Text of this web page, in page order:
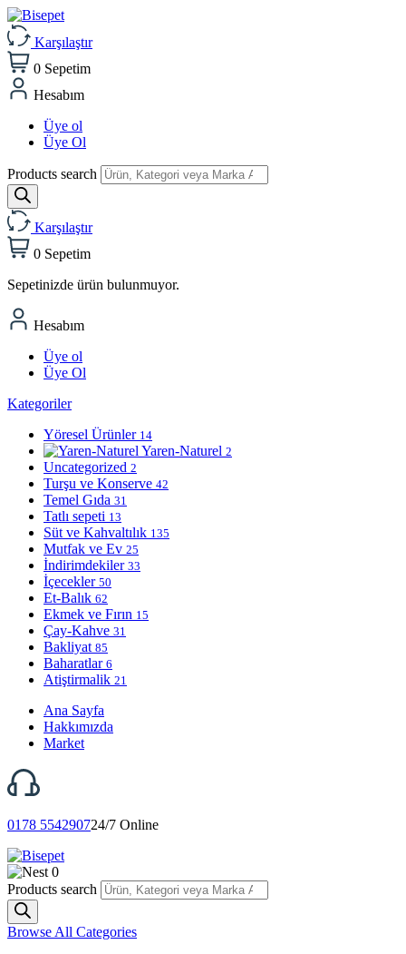
Karşılaştır
0 Sepetim
Hesabım
Üye ol
Üye Ol
Products search
Karşılaştır
0 Sepetim
Sepetinizde ürün bulunmuyor.
Hesabım
Üye ol
Üye Ol
Kategoriler
Yöresel Ürünler 14
Yaren-Naturel 2
Uncategorized 2
Turşu ve Konserve 42
Temel Gıda 31
Tatlı sepeti 13
Süt ve Kahvaltılık 135
Mutfak ve Ev 25
İndirimdekiler 33
İçecekler 50
Et-Balık 62
Ekmek ve Fırın 15
Çay-Kahve 31
Bakliyat 85
Baharatlar 6
Atiştirmalik 21
Ana Sayfa
Hakkımızda
Market
0178 554290724/7 Online
0
Products search
Browse All Categories